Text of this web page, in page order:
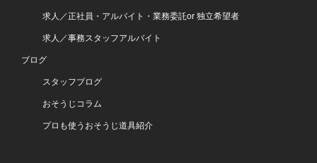
求人／正社員・アルバイト・業務委託or 独立希望者
求人／事務スタッフアルバイト
ブログ
スタッフブログ
おそうじコラム
プロも使うおそうじ道具紹介